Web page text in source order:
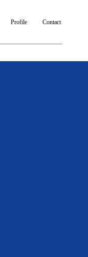
Profile Contact